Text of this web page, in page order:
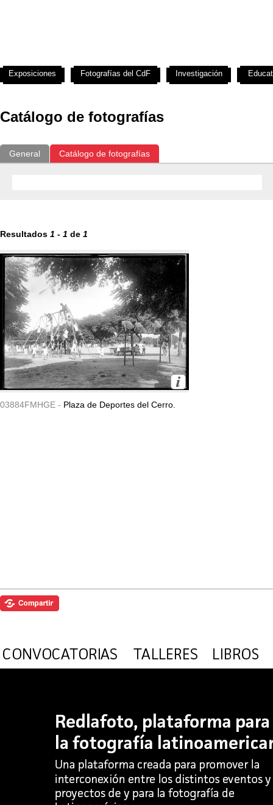
Catálogo de fotografías
General Catálogo de fotografías
Resultados 1 - 1 de 1
03884FMHGE - Plaza de Deportes del Cerro.
Exposiciones Fotografías del CdF Investigación